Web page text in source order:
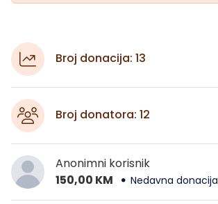
Broj donacija: 13
Broj donatora: 12
Anonimni korisnik
150,00 KM
Nedavna donacija